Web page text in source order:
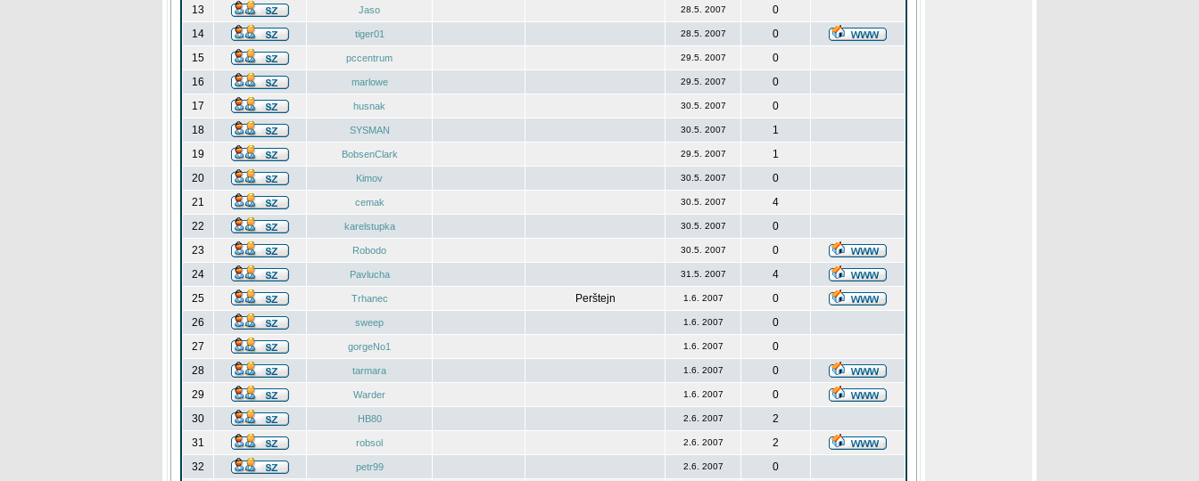
13
Jaso 28.5. 2007
0
14
tiger01 28.5. 2007
0
15
pccentrum 29.5. 2007
0
16
marlowe 29.5. 2007
0
17
husnak 30.5. 2007
0
18
SYSMAN 30.5. 2007
1
19
BobsenClark 29.5. 2007
1
20
Kimov 30.5. 2007
0
21
cemak 30.5. 2007
4
22
karelstupka 30.5. 2007
0
23
Robodo 30.5. 2007
0
24
Pavlucha 31.5. 2007
4
25
Trhanec Perštejn 1.6. 2007
0
26
sweep 1.6. 2007
0
27
gorgeNo1 1.6. 2007
0
28
tarmara 1.6. 2007
0
29
Warder 1.6. 2007
0
30
HB80 2.6. 2007
2
31
robsol 2.6. 2007
2
32
petr99 2.6. 2007
0